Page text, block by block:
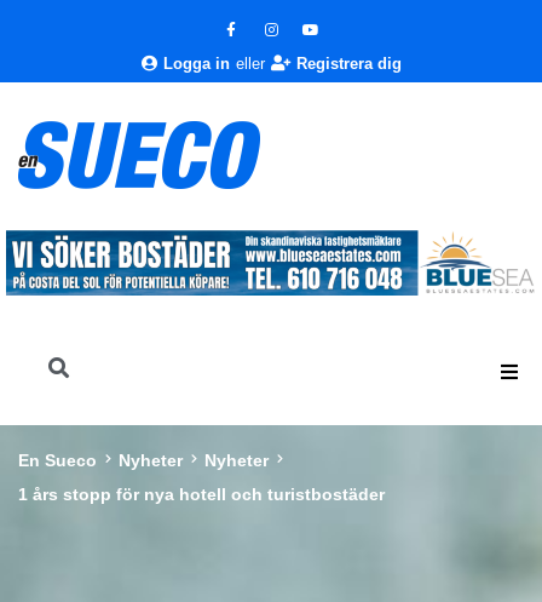
Logga in eller Registrera dig
En Sueco Nyheter
Nyheter
1 års stopp för nya hotell och turistbostäder